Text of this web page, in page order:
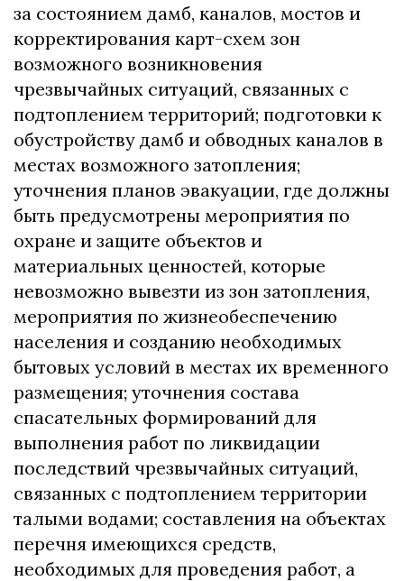
за состоянием дамб, каналов, мостов и
корректирования карт-схем зон
возможного возникновения
чрезвычайных ситуаций, связанных с
подтоплением территорий; подготовки к
обустройству дамб и обводных каналов в
местах возможного затопления;
уточнения планов эвакуации, где должны
быть предусмотрены мероприятия по
охране и защите объектов и
материальных ценностей, которые
невозможно вывезти из зон затопления,
мероприятия по жизнеобеспечению
населения и созданию необходимых
бытовых условий в местах их временного
размещения; уточнения состава
спасательных формирований для
выполнения работ по ликвидации
последствий чрезвычайных ситуаций,
связанных с подтоплением территории
талыми водами; составления на объектах
перечня имеющихся средств,
необходимых для проведения работ, а